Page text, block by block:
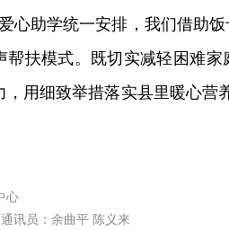
心助学统一安排，我们借助
帮扶模式。既切实减轻困难
，用细致举措落实县里暖心营
心
讯员：余曲平 陈义来